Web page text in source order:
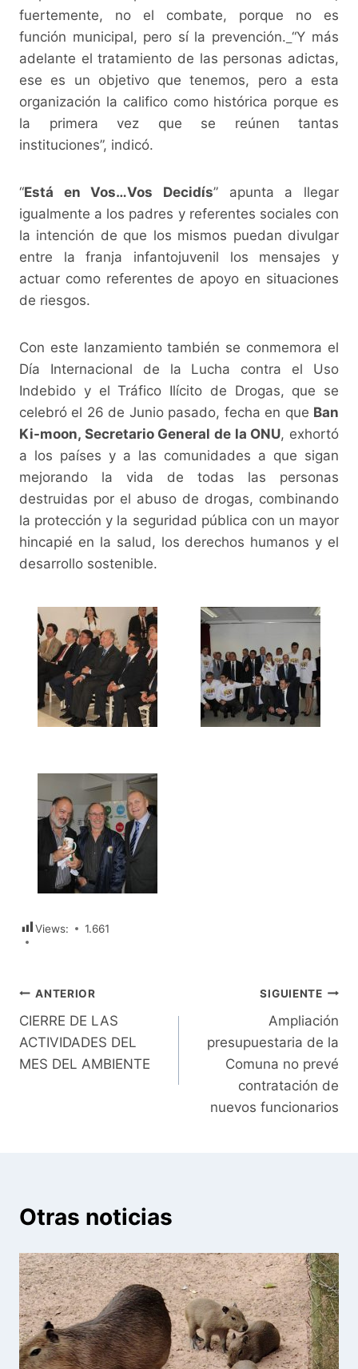
fuertemente, no el combate, porque no es
función municipal, pero sí la prevención. “Y más
adelante el tratamiento de las personas adictas,
ese es un objetivo que tenemos, pero a esta
organización la califico como histórica porque es
la primera vez que se reúnen tantas
instituciones”, indicó.
“Está en Vos…Vos Decidís” apunta a llegar
igualmente a los padres y referentes sociales con
la intención de que los mismos puedan divulgar
entre la franja infantojuvenil los mensajes y
actuar como referentes de apoyo en situaciones
de riesgos.
Con este lanzamiento también se conmemora el
Día Internacional de la Lucha contra el Uso
Indebido y el Tráfico Ilícito de Drogas, que se
celebró el 26 de Junio pasado, fecha en que Ban
Ki-moon, Secretario General de la ONU, exhortó
a los países y a las comunidades a que sigan
mejorando la vida de todas las personas
destruidas por el abuso de drogas, combinando
la protección y la seguridad pública con un mayor
hincapié en la salud, los derechos humanos y el
desarrollo sostenible.
Views: 1.661
Navegación
de
entradas
ANTERIOR
CIERRE DE LAS
ACTIVIDADES DEL
MES DEL AMBIENTE
SIGUIENTE
Ampliación
presupuestaria de la
Comuna no prevé
contratación de
nuevos funcionarios
Otras noticias